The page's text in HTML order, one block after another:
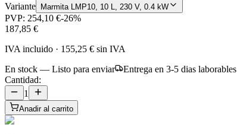
Variante Marmita LMP10, 10 L, 230 V, 0.4 kW
PVP: 254,10 €-26%
187,85 €
IVA incluido · 155,25 € sin IVA
En stock — Listo para enviar
Entrega en 3-5 dias laborables
Cantidad:
1
Anadir al carrito